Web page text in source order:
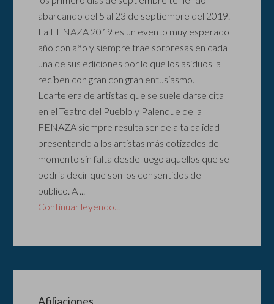
abarcando del 5 al 23 de septiembre del 2019.
La FENAZA 2019 es un evento muy esperado
año con año y siempre trae sorpresas en cada
una de sus ediciones por lo que los asiduos la
reciben con gran con gran entusiasmo.
Lcartelera de artistas que se suele darse cita
en el Teatro del Pueblo y Palenque de la
FENAZA siempre resulta ser de alta calidad
presentando a los artistas más cotizados del
momento sin falta desde luego aquellos que se
podría decir que son los consentidos del
publico. A ...
Continuar leyendo...
Afiliaciones